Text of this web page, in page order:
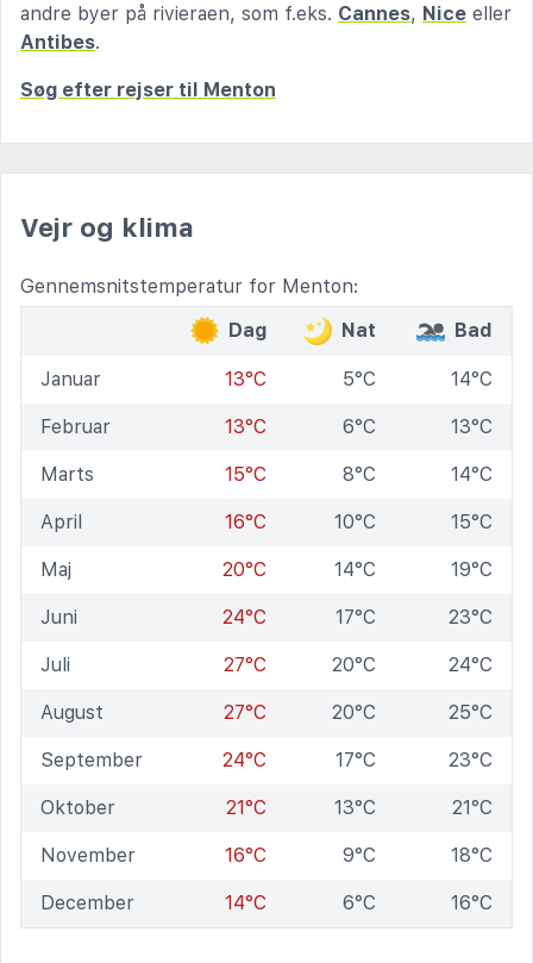
andre byer på rivieraen, som f.eks. Cannes, Nice eller
Antibes.
Søg efter rejser til Menton
Vejr og klima
Gennemsnitstemperatur for Menton:
Dag
Nat Bad
Januar 13°C 5°C 14°C
Februar 13°C 6°C 13°C
Marts 15°C 8°C 14°C
April 16°C 10°C 15°C
Maj 20°C 14°C 19°C
Juni 24°C 17°C 23°C
Juli 27°C 20°C 24°C
August 27°C 20°C 25°C
September 24°C 17°C 23°C
Oktober 21°C 13°C 21°C
November 16°C 9°C 18°C
December 14°C 6°C 16°C